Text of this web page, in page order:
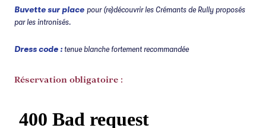
Buvette sur place pour (re)découvrir les Crémants de Rully proposés
par les intronisés.
Dress code :tenue blanche fortement recommandée
Réservation obligatoire :